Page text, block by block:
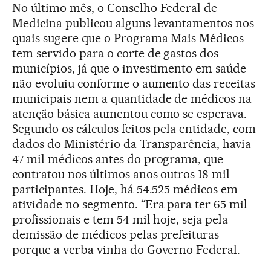
No último mês, o Conselho Federal de
Medicina publicou alguns levantamentos nos
quais sugere que o Programa Mais Médicos
tem servido para o corte de gastos dos
municípios, já que o investimento em saúde
não evoluiu conforme o aumento das receitas
municipais nem a quantidade de médicos na
atenção básica aumentou como se esperava.
Segundo os cálculos feitos pela entidade, com
dados do Ministério da Transparência, havia
47 mil médicos antes do programa, que
contratou nos últimos anos outros 18 mil
participantes. Hoje, há 54.525 médicos em
atividade no segmento. “Era para ter 65 mil
profissionais e tem 54 mil hoje, seja pela
demissão de médicos pelas prefeituras
porque a verba vinha do Governo Federal.